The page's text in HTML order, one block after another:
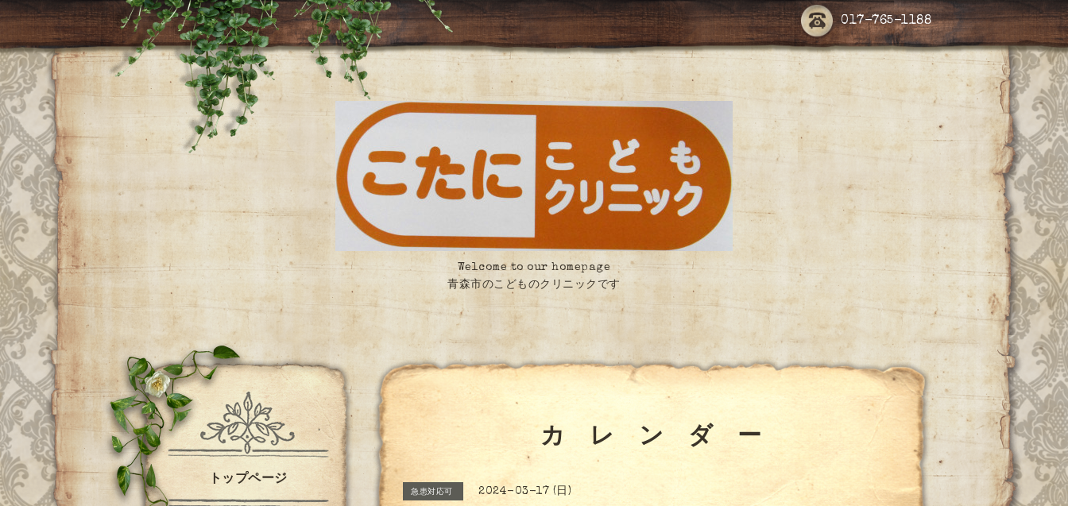
017-765-1188
Welcome to our homepage
青森市のこどものクリニックです
カ レ ン ダ ー
急患対応可 2024-03-17 (日)
トップページ